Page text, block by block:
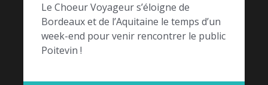
Le Choeur Voyageur s’éloigne de
Bordeaux et de l’Aquitaine le temps d’un
week-end pour venir rencontrer le public
Poitevin !